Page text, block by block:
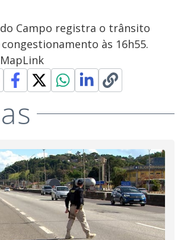
Campo registra o trânsito
às 16h55.